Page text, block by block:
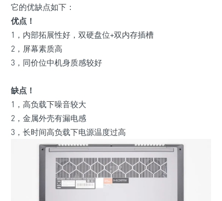
它的优缺点如下：
优点！
1， 内部拓展性好，双硬盘位+双内存插槽
2， 屏幕素质高
3，同价位中机身质感较好
缺点！
1，高负载下噪音较大
2， 金属外壳有漏电感
3， 长时间高负载下电源温度过高